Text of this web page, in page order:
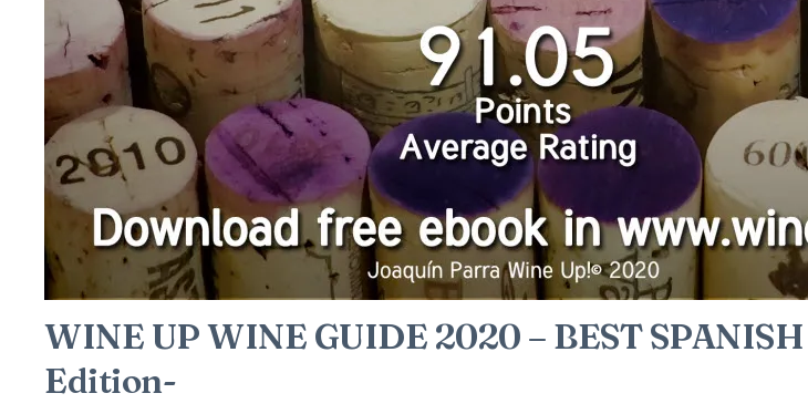
WINE UP WINE GUIDE 2020 – BEST
Edition-